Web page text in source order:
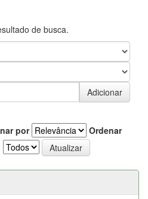
de busca.
por
Ordenar